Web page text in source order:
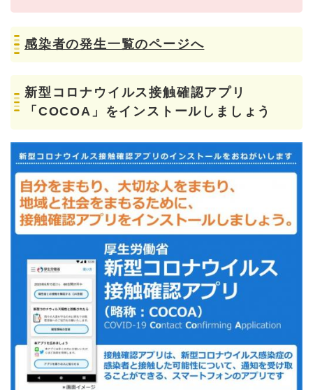
感染者の発生一覧のページへ
新型コロナウイルス接触確認アプリ
「COCOA」をインストールしましょう